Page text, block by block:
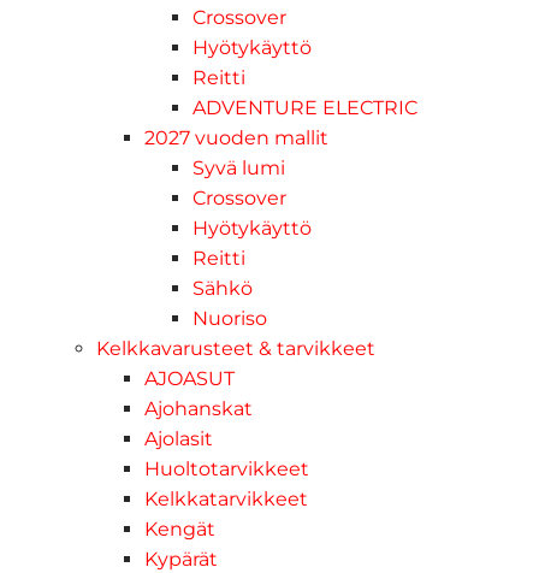
Crossover
Hyötykäyttö
Reitti
ADVENTURE ELECTRIC
2027 vuoden mallit
Syvä lumi
Crossover
Hyötykäyttö
Reitti
Sähkö
Nuoriso
Kelkkavarusteet & tarvikkeet
AJOASUT
Ajohanskat
Ajolasit
Huoltotarvikkeet
Kelkkatarvikkeet
Kengät
Kypärät